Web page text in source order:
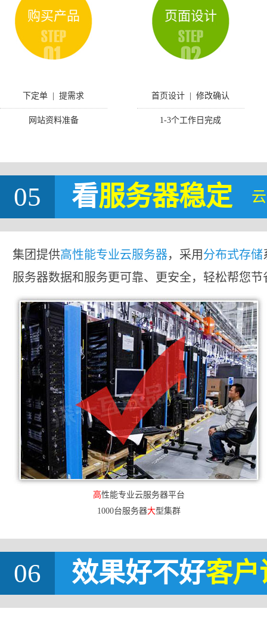
购买产品
下定单 | 提需求
网站资料准备
页面设计
首页设计 | 修改确认
1-3个工作日完成
05 看服务器稳定
集团提供高性能专业云服务器，采用分布式存储
服务器数据和服务更可靠、更安全，轻松帮您节
高性能专业云服务器平台
1000台服务器大型集群
06 效果好不好客户